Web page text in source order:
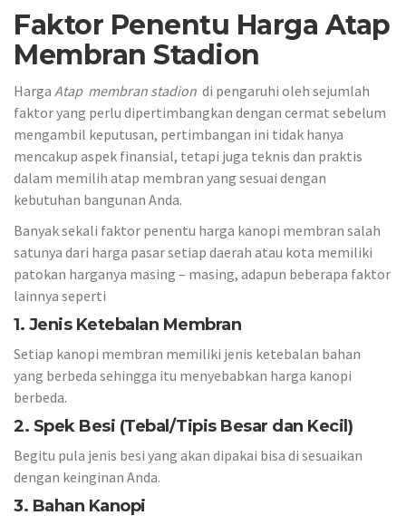
Faktor Penentu Harga Atap
Membran Stadion
Harga Atap membran stadion di pengaruhi oleh sejumlah
faktor yang perlu dipertimbangkan dengan cermat sebelum
mengambil keputusan, pertimbangan ini tidak hanya
mencakup aspek finansial, tetapi juga teknis dan praktis
dalam memilih atap membran yang sesuai dengan
kebutuhan bangunan Anda.
Banyak sekali faktor penentu harga kanopi membran salah
satunya dari harga pasar setiap daerah atau kota memiliki
patokan harganya masing – masing, adapun beberapa faktor
lainnya seperti
1. Jenis Ketebalan Membran
Setiap kanopi membran memiliki jenis ketebalan bahan
yang berbeda sehingga itu menyebabkan harga kanopi
berbeda.
2. Spek Besi (Tebal/Tipis Besar dan Kecil)
Begitu pula jenis besi yang akan dipakai bisa di sesuaikan
dengan keinginan Anda.
3. Bahan Kanopi